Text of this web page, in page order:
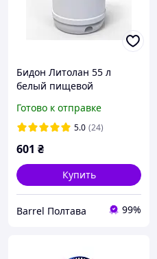
Бидон Литолан 55 л
белый пищевой
крышкой (Европласт)
Готово к отправке
5.0 (24)
601 ₴
Купить
Barrel Полтава 99%